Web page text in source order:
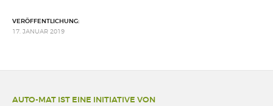
VERÖFFENTLICHUNG:
17. JANUAR 2019
AUTO-MAT IST EINE INITIATIVE VON